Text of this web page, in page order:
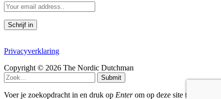
Privacyverklaring
Copyright © 2026 The Nordic Dutchman
Submit
Voer je zoekopdracht in en druk op Enterom op deze site te zoeken.